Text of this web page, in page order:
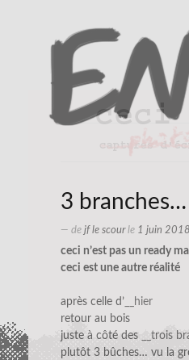
3 branches…
— de jf le scourle 1 juin 2018
ceci n’est pas un ready
ceci est une autre réalité
après celle d’ __hier
retour au bois
juste à côté des
__trois
plutôt 3 bûches… vu la